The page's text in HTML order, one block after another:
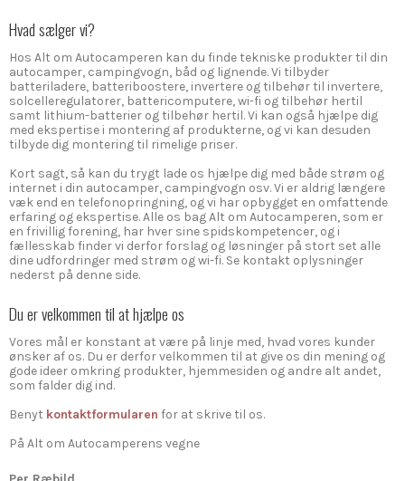
Hvad sælger vi?
Hos Alt om Autocamperen kan du finde tekniske produkter til din
autocamper, campingvogn, båd og lignende. Vi tilbyder
batteriladere, batteriboostere, invertere og tilbehør til invertere,
solcelleregulatorer, battericomputere, wi-fi og tilbehør hertil
samt lithium-batterier og tilbehør hertil. Vi kan også hjælpe dig
med ekspertise i montering af produkterne, og vi kan desuden
tilbyde dig montering til rimelige priser.
Kort sagt, så kan du trygt lade os hjælpe dig med både strøm og
internet i din autocamper, campingvogn osv. Vi er aldrig længere
væk end en telefonopringning, og vi har opbygget en omfattende
erfaring og ekspertise. Alle os bag Alt om Autocamperen, som er
en frivillig forening, har hver sine spidskompetencer, og i
fællesskab finder vi derfor forslag og løsninger på stort set alle
dine udfordringer med strøm og wi-fi. Se kontakt oplysninger
nederst på denne side.
Du er velkommen til at hjælpe os
Vores mål er konstant at være på linje med, hvad vores kunder
ønsker af os. Du er derfor velkommen til at give os din mening og
gode ideer omkring produkter, hjemmesiden og andre alt andet,
som falder dig ind.
Benyt kontaktformularen for at skrive til os.
På Alt om Autocamperens vegne